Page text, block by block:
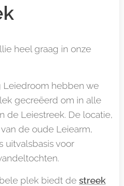
heel graag in onze
Leiedroom hebben we
gecreëerd om in alle
de Leiestreek. De locatie,
de oude Leiearm,
uitvalsbasis voor
plek biedt de streek